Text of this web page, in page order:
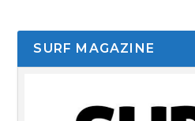
SURF MAGAZINE